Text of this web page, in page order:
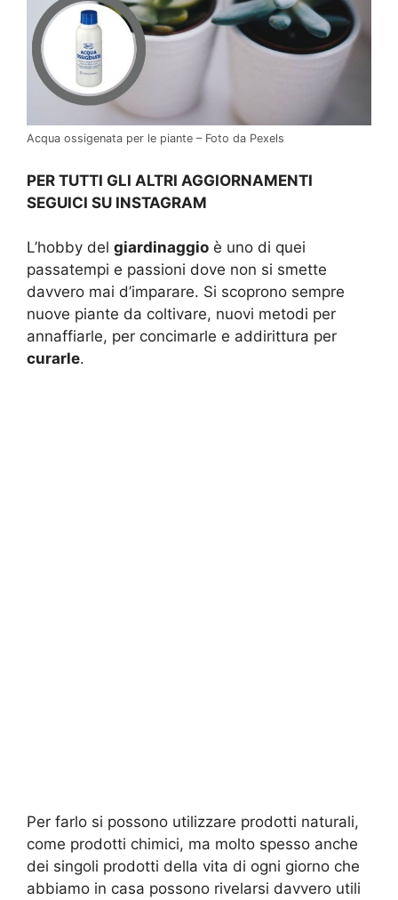
Acqua ossigenata per le piante – Foto da Pexels
PER TUTTI GLI ALTRI AGGIORNAMENTI
SEGUICI SU INSTAGRAM
L’hobby del giardinaggio è uno di quei
passatempi e passioni dove non si smette
davvero mai d’imparare. Si scoprono sempre
nuove piante da coltivare, nuovi metodi per
annaffiarle, per concimarle e addirittura per
curarle.
Per farlo si possono utilizzare prodotti naturali,
come prodotti chimici, ma molto spesso anche
dei singoli prodotti della vita di ogni giorno che
abbiamo in casa possono rivelarsi davvero utili